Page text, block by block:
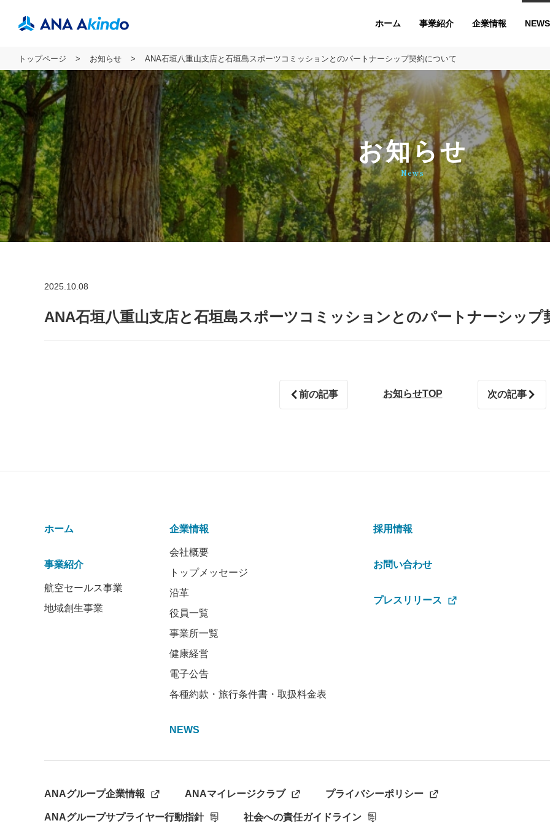
ホーム 事業紹介 企業情報 NEWS
トップページ お知らせ ANA石垣八重山支店と石垣島スポーツコミッションとのパートナーシップ契約について
お知らせ
News
2025.10.08
ANA石垣八重山支店と石垣島スポーツコミッションとのパートナーシップ
前の記事 お知らせTOP 次の記事
ホーム
事業紹介
航空セールス事業
地域創生事業
企業情報
会社概要
トップメッセージ
沿革
役員一覧
事業所一覧
健康経営
電子公告
各種約款・旅行条件書・取扱料金表
NEWS
採用情報
お問い合わせ
プレスリリース
ANAグループ企業情報 ANAマイレージクラブ プライバシーポリシー
ANAグループサプライヤー行動指針 社会への責任ガイドライン